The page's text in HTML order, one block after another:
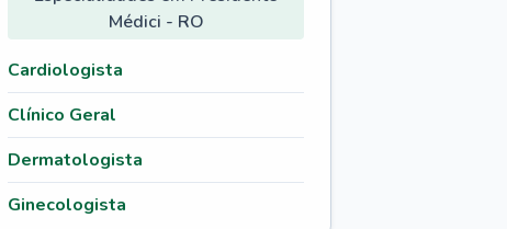
Médici - RO
Cardiologista
Clínico Geral
Dermatologista
Ginecologista